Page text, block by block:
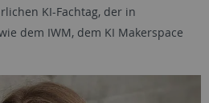
KI-Fachtag, der in
dem IWM, dem KI Makerspace